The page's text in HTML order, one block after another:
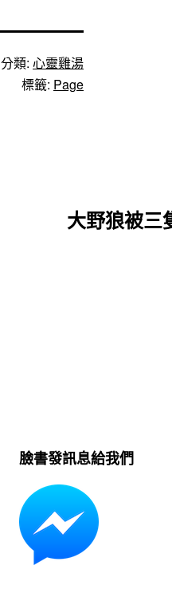
分類: 心靈雞湯
標籤: Page
大野狼被三
臉書發訊息給我們